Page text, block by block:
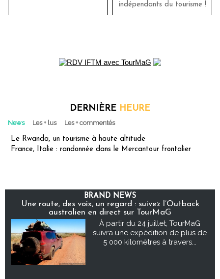
indépendants du tourisme !
DERNIÈRE HEURE
News Les + lus Les + commentés
Le Rwanda, un tourisme à haute altitude
France, Italie : randonnée dans le Mercantour frontalier
BRAND NEWS
Une route, des voix, un regard : suivez l’Outback
australien en direct sur TourMaG
À partir du 24 juillet, TourMaG
suivra une expédition de plus de
5 000 kilomètres à travers...